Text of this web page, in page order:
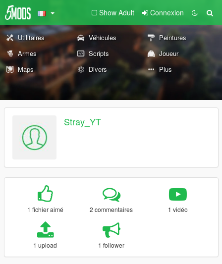
Show Adult Connexion
Utilitaires Véhicules
Peintures
Armes
Scripts
Joueur
Maps
Divers Plus
Stray_YT
1 fichier aimé 2 commentaires 1 vidéo
1 upload 1 follower